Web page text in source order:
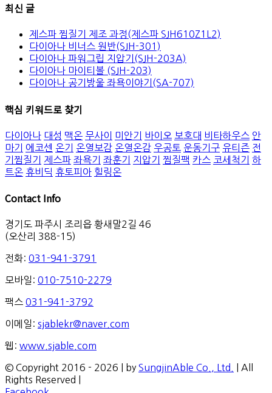
최신 글
제스파 찜질기 제조 과정(제스파 SJH610Z1L2)
다이아나 비너스 원반(SJH-301)
다이아나 파워그립 지압기(SJH-203A)
다이아나 마이티볼 (SJH-203)
다이아나 공기방울 좌욕이야기(SA-707)
핵심 키워드로 찾기
다이아나 대성 맥온 무사이 미안기 바이오 보호대 비타하우스 안
마기
에코센 온기 온열보감 온열온감 우공토 운동기구 유티즌 전
기찜질기
제스파 좌욕기 좌훈기 지압기 찜질팩 카스 코세척기
하
트온 휴비딕 휴토피아 힐링온
Contact Info
경기도 파주시 조리읍 황새말2길 46
(오산리 388-15)
전화: 031-941-3791
모바일: 010-7510-2279
팩스 031-941-3792
이메일: sjablekr@naver.com
웹: www.sjable.com
© Copyright 2016 - 2026 | by SungjinAble Co., Ltd.
| All
Rights Reserved |